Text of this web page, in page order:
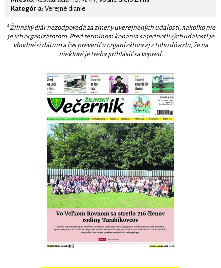
Kategória: Verejné dianie
* Žilinský diár nezodpovedá za zmeny uverejnených udalostí, nakoľko nie
je ich organizátorom. Pred termínom konania sa jednotlivých udalostí je
vhodné si dátum a čas preveriť u organizátora aj z toho dôvodu, že na
niektoré je treba prihlásiť sa vopred.